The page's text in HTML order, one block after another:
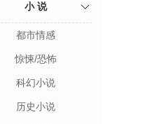
小 说
都市情感
惊悚/恐怖
科幻小说
历史小说